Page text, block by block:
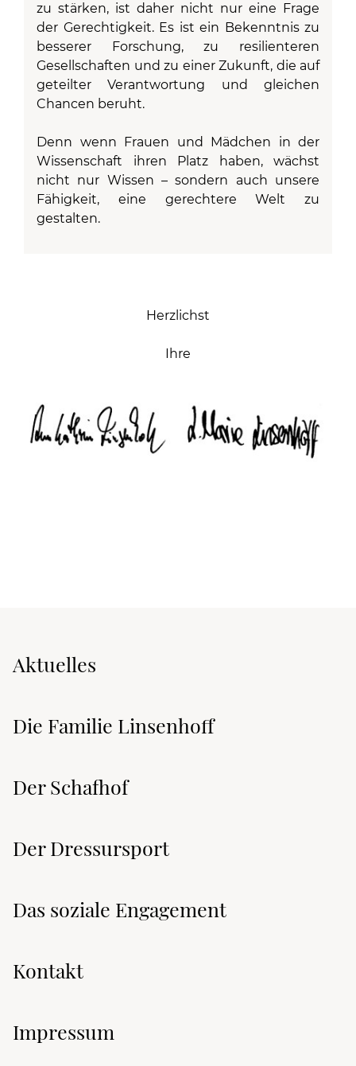
zu stärken, ist daher nicht nur eine Frage
der Gerechtigkeit. Es ist ein Bekenntnis zu
besserer Forschung, zu resilienteren
Gesellschaften und zu einer Zukunft, die auf
geteilter Verantwortung und gleichen
Chancen beruht.
Denn wenn Frauen und Mädchen in der
Wissenschaft ihren Platz haben, wächst
nicht nur Wissen – sondern auch unsere
Fähigkeit, eine gerechtere Welt zu
gestalten.
Herzlichst
Ihre
Aktuelles
Die Familie Linsenhoff
Der Schafhof
Der Dressursport
Das soziale Engagement
Kontakt
Impressum